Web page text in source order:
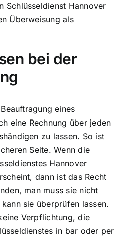
Schlüsseldienst Hannover
Überweisung als
bei der
eines
eine Rechnung über jeden
zu lassen. So ist
Seite. Wenn die
Hannover
dann ist das Recht
man muss sie nicht
sie überprüfen lassen.
Verpflichtung, die
in bar oder per